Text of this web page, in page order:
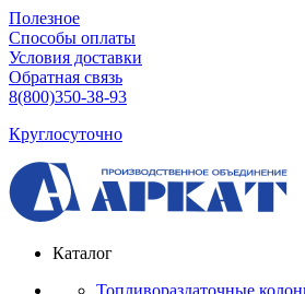
Полезное
Способы оплаты
Условия доставки
Обратная связь
8(800)350-38-93
Круглосуточно
Каталог
Топливораздаточные